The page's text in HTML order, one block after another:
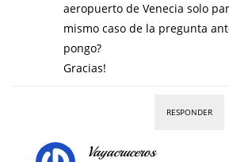
aeropuerto de Venecia solo
mismo caso de la pregunta
pongo?
Gracias!
RESPONDER
Vayacruceros